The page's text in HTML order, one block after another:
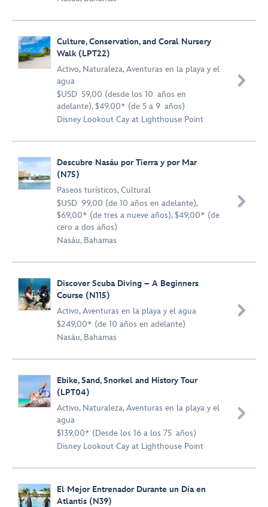
Culture, Conservation, and Coral Nursery
Walk (LPT22)
Activo, Naturaleza,Aventuras en la playa y el
agua
$USD 59,00 (desde los 10 años en
adelante), $49.00* (de 5 a 9 años)
Disney Lookout Cay at Lighthouse Point

Descubre Nasáu por Tierra y por Mar
(N75)
Paseos turísticos,Cultural
$USD 99,00 (de 10 años en adelante),
$69,00* (de tres a nueve años), $49,00* (de
cero a dos años)
Nasáu, Bahamas

Discover Scuba Diving – A Beginners
Course (N115)
Activo,Aventuras en la playa y el agua
$249,00* (de 10 años en adelante)
Nasáu, Bahamas

Ebike, Sand, Snorkel and History Tour
(LPT04)
Activo, Naturaleza,Aventuras en la playa y el
agua
$139,00* (Desde los 16 a los 75 años)
Disney Lookout Cay at Lighthouse Point

El Mejor Entrenador Durante un Día en
Atlantis (N39)